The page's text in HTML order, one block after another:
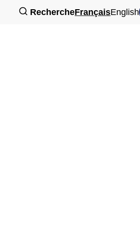
RechercheFrançaisEnglish